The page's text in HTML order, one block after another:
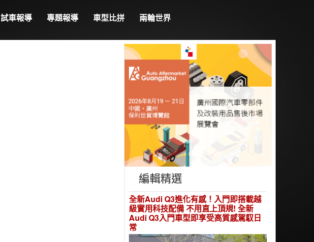
試車報導 專題報導 車型比拼 兩輪世界
編輯精選
全新Audi Q3進化有感！入門即搭載越
級實用科技配備 不用直上頂規! 全新
Audi Q3入門車型即享受高質感駕馭日
常